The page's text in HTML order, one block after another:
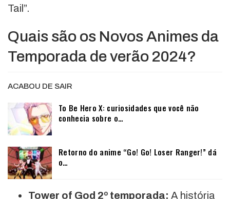
Tail”.
Quais são os Novos Animes da
Temporada de verão 2024?
ACABOU DE SAIR
To Be Hero X: curiosidades que você não
conhecia sobre o…
Retorno do anime “Go! Go! Loser Ranger!” dá
o…
Tower of God 2º temporada: A história